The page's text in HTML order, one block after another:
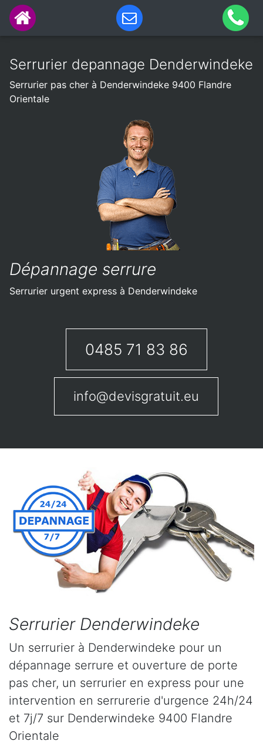
Serrurier depannage Denderwindeke
Serrurier pas cher à Denderwindeke 9400 Flandre
Orientale
Dépannage serrure
Serrurier urgent express à Denderwindeke
0485 71 83 86
info@devisgratuit.eu
Serrurier Denderwindeke
Un serrurier à Denderwindeke pour un
dépannage serrure et ouverture de porte
pas cher, un serrurier en express pour une
intervention en serrurerie d'urgence 24h/24
et 7j/7 sur Denderwindeke 9400 Flandre
Orientale